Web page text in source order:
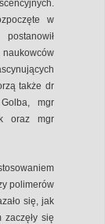
w
także dr
mgr
oraz mgr
polimerów
się, jak
zaczęły się